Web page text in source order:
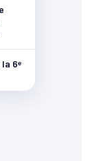
6ᵉ